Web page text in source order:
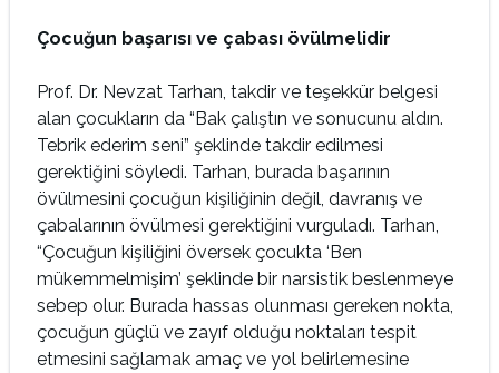
Çocuğun başarısı ve çabası övülmelidir
Prof. Dr. Nevzat Tarhan, takdir ve teşekkür belgesi
alan çocukların da “Bak çalıştın ve sonucunu aldın.
Tebrik ederim seni” şeklinde takdir edilmesi
gerektiğini söyledi. Tarhan, burada başarının
övülmesini çocuğun kişiliğinin değil, davranış ve
çabalarının övülmesi gerektiğini vurguladı. Tarhan,
“Çocuğun kişiliğini översek çocukta ‘Ben
mükemmelmişim’ şeklinde bir narsistik beslenmeye
sebep olur. Burada hassas olunması gereken nokta,
çocuğun güçlü ve zayıf olduğu noktaları tespit
etmesini sağlamak amaç ve yol belirlemesine